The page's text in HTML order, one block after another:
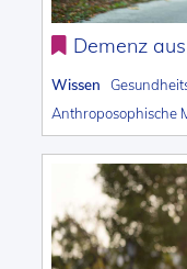
Demenz
Wissen
Anthroposophische